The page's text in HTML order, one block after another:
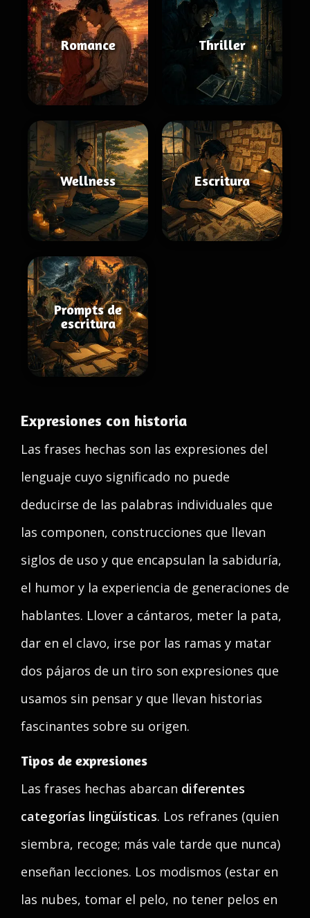
Romance Thriller
Wellness Escritura
Prompts de
escritura
Expresiones con historia
Las frases hechas son las expresiones del
lenguaje cuyo significado no puede
deducirse de las palabras individuales que
las componen, construcciones que llevan
siglos de uso y que encapsulan la sabiduría,
el humor y la experiencia de generaciones de
hablantes. Llover a cántaros, meter la pata,
dar en el clavo, irse por las ramas y matar
dos pájaros de un tiro son expresiones que
usamos sin pensar y que llevan historias
fascinantes sobre su origen.
Tipos de expresiones
Las frases hechas abarcan diferentes
categorías lingüísticas. Los refranes (quien
siembra, recoge; más vale tarde que nunca)
enseñan lecciones. Los modismos (estar en
las nubes, tomar el pelo, no tener pelos en